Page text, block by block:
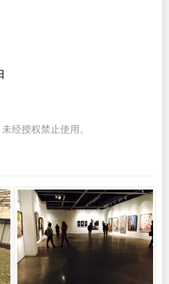
经授权禁止使用。